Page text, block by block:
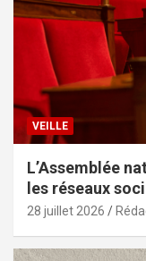
VEILLE
L’Assemblée
les réseaux
28 juillet 2026